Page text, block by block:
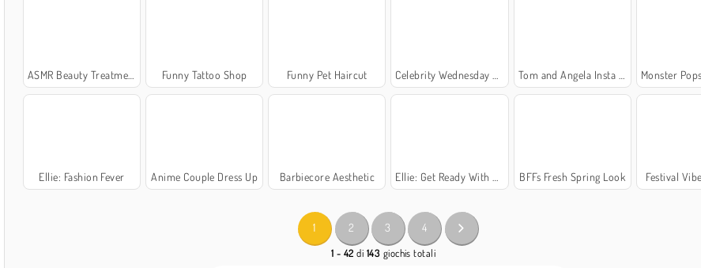
ASMR Beauty Treatment Funny Tattoo Shop Funny Pet Haircut Celebrity Wednesday Addams Style Tom and Angela Insta Fashion Monster Popsy
Ellie: Fashion Fever Anime Couple Dress Up Barbiecore Aesthetic Ellie: Get Ready With Me 2 BFFs Fresh Spring Look Festival
1 2 3 4
1 - 42 di 143 giochis totali